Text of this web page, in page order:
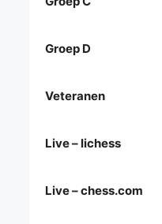
Groep D
Veteranen
Live – lichess
Live – chess.com